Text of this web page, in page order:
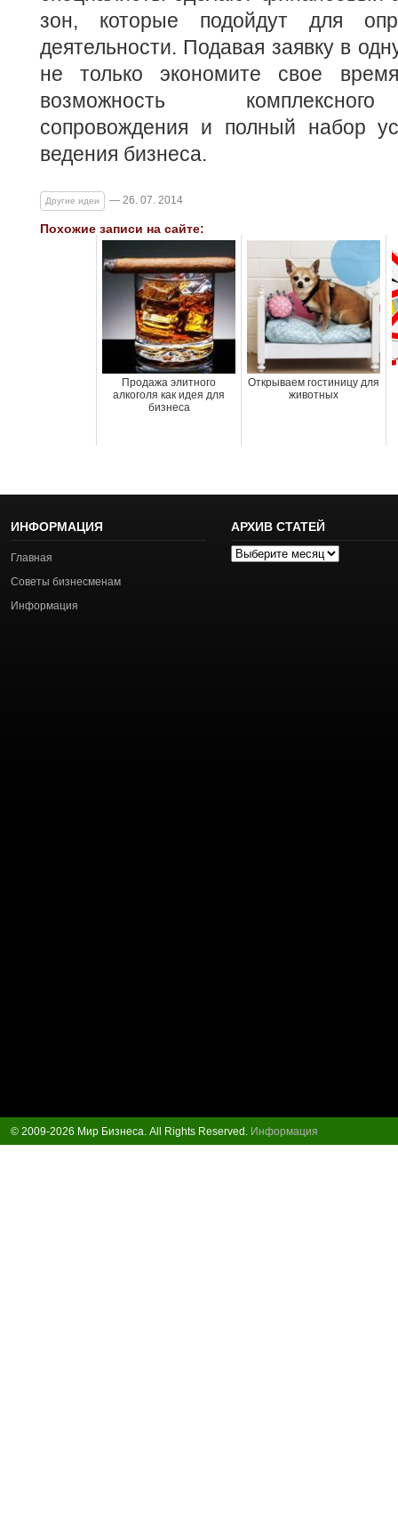
зон, которые подойдут для
деятельности. Подавая заявку в
не только экономите свое
возможность
сопровождения и полный набор
ведения бизнеса.
Другие идеи — 26. 07. 2014
Похожие записи на сайте:
Продажа элитного
алкоголя как идея для
бизнеса
Открываем гостиницу для
животных
ИНФОРМАЦИЯ
Главная
Советы бизнесменам
Информация
АРХИВ СТАТЕЙ
Архив
© 2009-2026 Мир Бизнеса. All Rights Reserved. Информация